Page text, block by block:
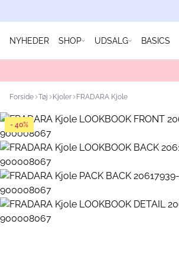
NYHEDER SHOP UDSALG BASICS
Forside Tøj Kjoler FRADARA Kjole
- 40%